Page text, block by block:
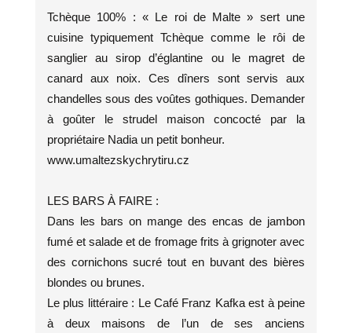
Tchèque 100% : « Le roi de Malte » sert une
cuisine typiquement Tchèque comme le rôi de
sanglier au sirop d’églantine ou le magret de
canard aux noix. Ces dîners sont servis aux
chandelles sous des voûtes gothiques. Demander
à goûter le strudel maison concocté par la
propriétaire Nadia un petit bonheur.
www.umaltezskychrytiru.cz
LES BARS À FAIRE :
Dans les bars on mange des encas de jambon
fumé et salade et de fromage frits à grignoter avec
des cornichons sucré tout en buvant des bières
blondes ou brunes.
Le plus littéraire : Le Café Franz Kafka est à peine
à deux maisons de l’un de ses anciens